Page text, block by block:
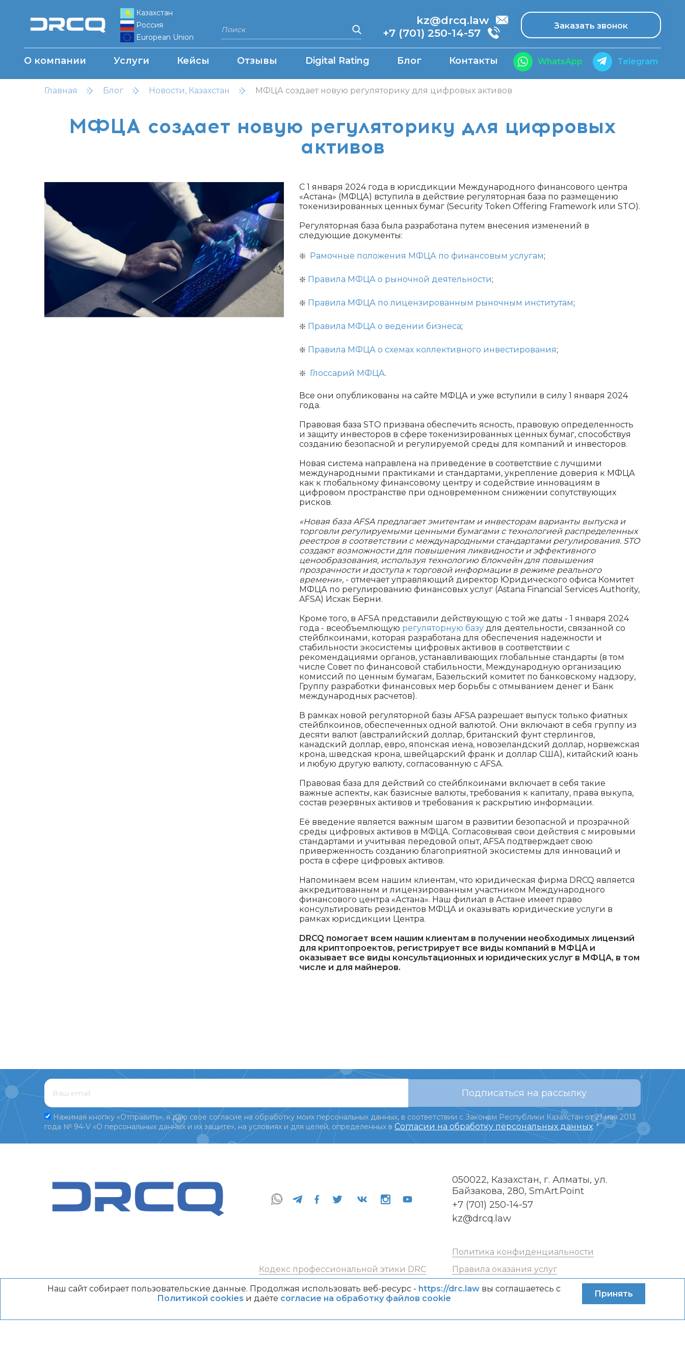
Казахстан
Россия
European Union
kz@drcq.law
+7 (701) 250-14-57
Заказать звонок
О компании Услуги Кейсы Отзывы Digital Rating Блог Контакты WhatsApp Telegram
Главная Блог Новости, Казахстан МФЦА создает новую регуляторику для цифровых активов
МФЦА создает новую регуляторику для цифровых
активов
С 1 января 2024 года в юрисдикции Международного финансового центра
«Астана» (МФЦА) вступила в действие регуляторная база по размещению
токенизированных ценных бумаг (Security Token Offering Framework или STO).
Регуляторная база была разработана путем внесения изменений в
следующие документы:
❇️ Рамочные положения МФЦА по финансовым услугам;
❇️ Правила МФЦА о рыночной деятельности;
❇️ Правила МФЦА по лицензированным рыночным институтам;
❇️ Правила МФЦА о ведении бизнеса;
❇️ Правила МФЦА о схемах коллективного инвестирования;
❇️ Глоссарий МФЦА.
Все они опубликованы на сайте МФЦА и уже вступили в силу 1 января 2024
года.
Правовая база STO призвана обеспечить ясность, правовую определенность
и защиту инвесторов в сфере токенизированных ценных бумаг, способствуя
созданию безопасной и регулируемой среды для компаний и инвесторов.
Новая система направлена на приведение в соответствие с лучшими
международными практиками и стандартами, укрепление доверия к МФЦА
как к глобальному финансовому центру и содействие инновациям в
цифровом пространстве при одновременном снижении сопутствующих
рисков.
«Новая база AFSA предлагает эмитентам и инвесторам варианты выпуска и
торговли регулируемыми ценными бумагами с технологией распределенных
реестров в соответствии с международными стандартами регулирования. STO
создают возможности для повышения ликвидности и эффективного
ценообразования, используя технологию блокчейн для повышения
прозрачности и доступа к торговой информации в режиме реального
времени», - отмечает управляющий директор Юридического офиса Комитет
МФЦА по регулированию финансовых услуг (Astana Financial Services Authority,
AFSA) Исхак Берни.
Кроме того, в AFSA представили действующую с той же даты - 1 января 2024
года - всеобъемлющую регуляторную базу для деятельности, связанной со
стейблкоинами, которая разработана для обеспечения надежности и
стабильности экосистемы цифровых активов в соответствии с
рекомендациями органов, устанавливающих глобальные стандарты (в том
числе Совет по финансовой стабильности, Международную организацию
комиссий по ценным бумагам, Базельский комитет по банковскому надзору,
Группу разработки финансовых мер борьбы с отмыванием денег и Банк
международных расчетов).
В рамках новой регуляторной базы AFSA разрешает выпуск только фиатных
стейблкоинов, обеспеченных одной валютой. Они включают в себя группу из
десяти валют (австралийский доллар, британский фунт стерлингов,
канадский доллар, евро, японская иена, новозеландский доллар, норвежская
крона, шведская крона, швейцарский франк и доллар США), китайский юань
и любую другую валюту, согласованную с AFSA.
Правовая база для действий со стейблкоинами включает в себя такие
важные аспекты, как базисные валюты, требования к капиталу, права выкупа,
состав резервных активов и требования к раскрытию информации.
Её введение является важным шагом в развитии безопасной и прозрачной
среды цифровых активов в МФЦА. Согласовывая свои действия с мировыми
стандартами и учитывая передовой опыт, AFSA подтверждает свою
приверженность созданию благоприятной экосистемы для инноваций и
роста в сфере цифровых активов.
Напоминаем всем нашим клиентам, что юридическая фирма DRCQ является
аккредитованным и лицензированным участником Международного
финансового центра «Астана». Наш филиал в Астане имеет право
консультировать резидентов МФЦА и оказывать юридические услуги в
рамках юрисдикции Центра.
DRCQ помогает всем нашим клиентам в получении необходимых лицензий
для криптопроектов, регистрирует все виды компаний в МФЦА и
оказывает все виды консультационных и юридических услуг в МФЦА, в том
числе и для майнеров.
Подписаться на рассылку
Нажимая кнопку «Отправить», я даю свое согласие на обработку моих персональных данных, в соответствии с Законом Республики Казахстан от 21 мая 2013
года № 94-V «О персональных данных и их защите», на условиях и для целей, определенных в Согласии на обработку персональных данных. *
050022, Казахстан, г. Алматы, ул.
Байзакова, 280, SmArt.Point
+7 (701) 250-14-57
kz@drcq.law
Политика конфиденциальности
Кодекс профессиональной этики DRC
Правила оказания услуг
Наш сайт собирает пользовательские данные. Продолжая использовать веб-ресурс - https://drc.lawвы соглашаетесь с
Политикой cookies и даёте согласие на обработку файлов cookie Принять